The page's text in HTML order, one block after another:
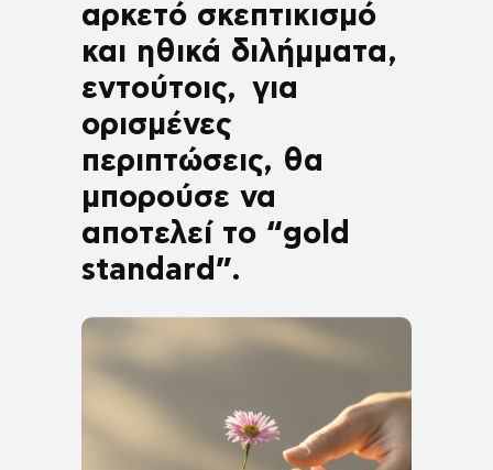
αρκετό σκεπτικισμό
και ηθικά διλήμματα,
εντούτοις, για
ορισμένες
περιπτώσεις, θα
μπορούσε να
αποτελεί το “gold
standard”.